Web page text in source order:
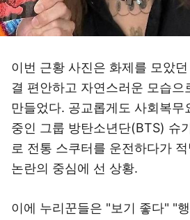
이번 근황 사진은 화제를 모았
결 편안하고 자연스러운 모습으
만들었다. 공교롭게도 사회복무
중인 그룹 방탄소년단(BTS) 슈
로 전통 스쿠터를 운전하다가
논란의 중심에 선 상황.
이에 누리꾼들은 "보기 좋다" "